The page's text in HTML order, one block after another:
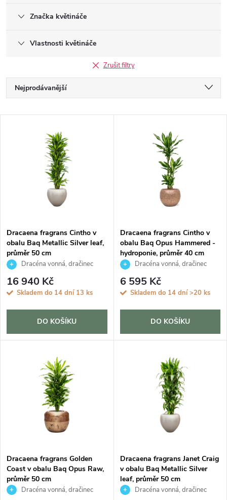
Značka květináče
Vlastnosti květináče
Zrušit filtry
Ř
a
p
r
o
d
u
Nejprodávanější
Abecedně
s
p
r
o
d
Dracaena fragrans Cintho v
obalu Baq Metallic Silver leaf,
průměr 50 cm
Dracéna vonná, dračinec
16 940 Kč
Skladem do 14 dní 13 ks
DO KOŠÍKU
Dracaena fragrans Cintho v
obalu Baq Opus Hammered -
hydroponie, průměr 40 cm
Dracéna vonná, dračinec
6 595 Kč
Skladem do 14 dní >20 ks
DO KOŠÍKU
Dracaena fragrans Golden
Coast v obalu Baq Opus Raw,
průměr 50 cm
Dracéna vonná, dračinec
Dracaena fragrans Janet Craig
v obalu Baq Metallic Silver
leaf, průměr 50 cm
Dracéna vonná, dračinec